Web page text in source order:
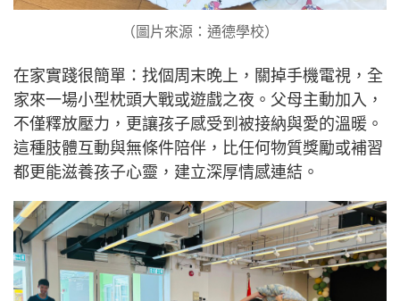
（圖片來源：通德學校）
在家實踐很簡單：找個周末晚上，關掉手機電視，全
家來一場小型枕頭大戰或遊戲之夜。父母主動加入，
不僅釋放壓力，更讓孩子感受到被接納與愛的溫暖。
這種肢體互動與無條件陪伴，比任何物質獎勵或補習
都更能滋養孩子心靈，建立深厚情感連結。